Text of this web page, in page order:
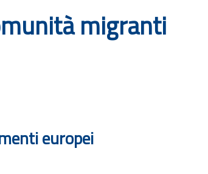
migranti
europei